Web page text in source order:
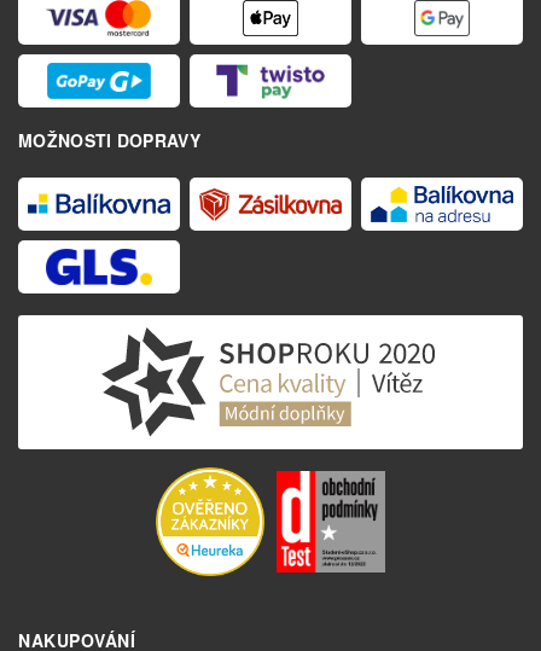
MOŽNOSTI DOPRAVY
NAKUPOVÁNÍ